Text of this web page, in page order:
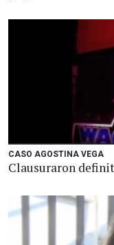
CASO AGOSTINA VEGA
Clausuraron